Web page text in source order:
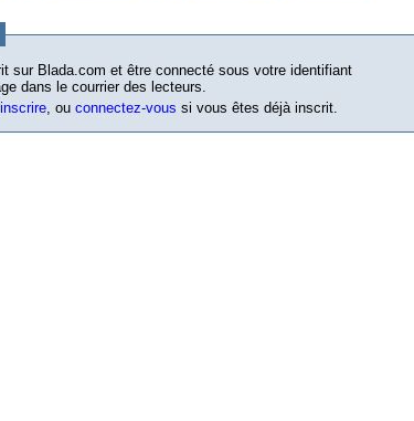
sur Blada.com et être connecté sous votre identifiant
dans le courrier des lecteurs.
, ou connectez-vous si vous êtes déjà inscrit.